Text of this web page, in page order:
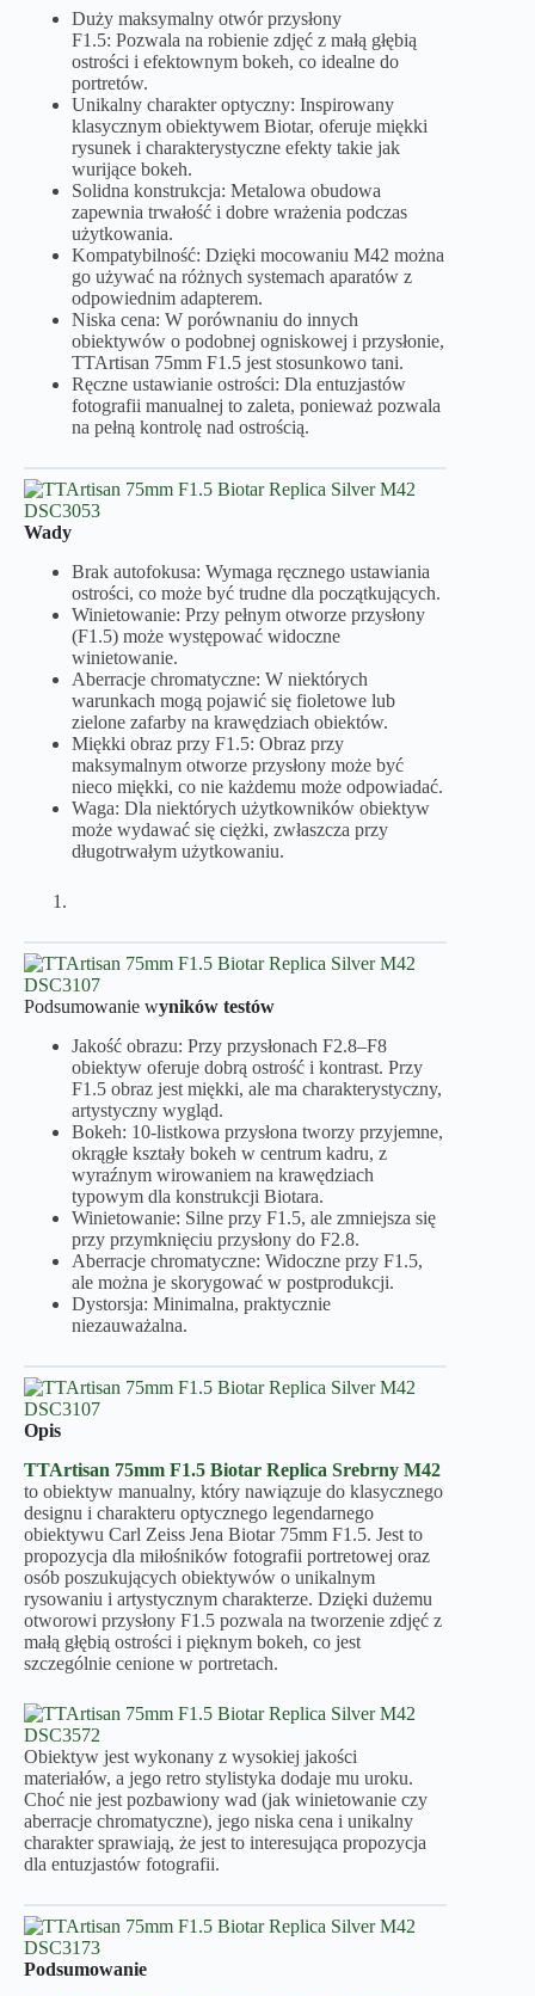
Duży maksymalny otwór przysłony
F1.5: Pozwala na robienie zdjęć z małą głębią
ostrości i efektownym bokeh, co idealne do
portretów.
Unikalny charakter optyczny: Inspirowany
klasycznym obiektywem Biotar, oferuje miękki
rysunek i charakterystyczne efekty takie jak
wurijące bokeh.
Solidna konstrukcja: Metalowa obudowa
zapewnia trwałość i dobre wrażenia podczas
użytkowania.
Kompatybilność: Dzięki mocowaniu M42 można
go używać na różnych systemach aparatów z
odpowiednim adapterem.
Niska cena: W porównaniu do innych
obiektywów o podobnej ogniskowej i przysłonie,
TTArtisan 75mm F1.5 jest stosunkowo tani.
Ręczne ustawianie ostrości: Dla entuzjastów
fotografii manualnej to zaleta, ponieważ pozwala
na pełną kontrolę nad ostrością.
Wady
Brak autofokusa: Wymaga ręcznego ustawiania
ostrości, co może być trudne dla początkujących.
Winietowanie: Przy pełnym otworze przysłony
(F1.5) może występować widoczne
winietowanie.
Aberracje chromatyczne: W niektórych
warunkach mogą pojawić się fioletowe lub
zielone zafarby na krawędziach obiektów.
Miękki obraz przy F1.5: Obraz przy
maksymalnym otworze przysłony może być
nieco miękki, co nie każdemu może odpowiadać.
Waga: Dla niektórych użytkowników obiektyw
może wydawać się ciężki, zwłaszcza przy
długotrwałym użytkowaniu.
Podsumowanie wyników testów
Jakość obrazu: Przy przysłonach F2.8–F8
obiektyw oferuje dobrą ostrość i kontrast. Przy
F1.5 obraz jest miękki, ale ma charakterystyczny,
artystyczny wygląd.
Bokeh: 10-listkowa przysłona tworzy przyjemne,
okrągłe kształy bokeh w centrum kadru, z
wyraźnym wirowaniem na krawędziach
typowym dla konstrukcji Biotara.
Winietowanie: Silne przy F1.5, ale zmniejsza się
przy przymknięciu przysłony do F2.8.
Aberracje chromatyczne: Widoczne przy F1.5,
ale można je skorygować w postprodukcji.
Dystorsja: Minimalna, praktycznie
niezauważalna.
Opis
TTArtisan 75mm F1.5 Biotar Replica Srebrny M42
to obiektyw manualny, który nawiązuje do klasycznego
designu i charakteru optycznego legendarnego
obiektywu Carl Zeiss Jena Biotar 75mm F1.5. Jest to
propozycja dla miłośników fotografii portretowej oraz
osób poszukujących obiektywów o unikalnym
rysowaniu i artystycznym charakterze. Dzięki dużemu
otworowi przysłony F1.5 pozwala na tworzenie zdjęć z
małą głębią ostrości i pięknym bokeh, co jest
szczególnie cenione w portretach.
Obiektyw jest wykonany z wysokiej jakości
materiałów, a jego retro stylistyka dodaje mu uroku.
Choć nie jest pozbawiony wad (jak winietowanie czy
aberracje chromatyczne), jego niska cena i unikalny
charakter sprawiają, że jest to interesująca propozycja
dla entuzjastów fotografii.
Podsumowanie